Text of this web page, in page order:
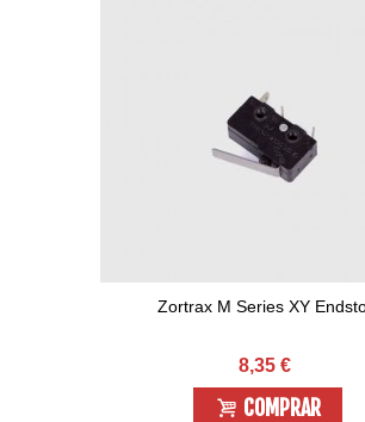
Zortrax M Series XY
8,35 €
COMPRAR